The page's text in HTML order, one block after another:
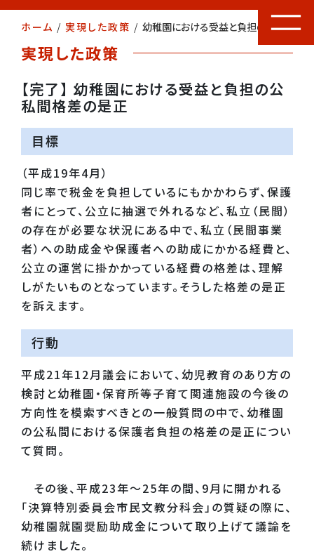
ホーム / 実現した政策 / 幼稚園における受益と負担の公私間格差の是正
実現した政策
【完了】 幼稚園における受益と負担の公
私間格差の是正
目標
（平成19年4月）
同じ率で税金を負担しているにもかかわらず、保護
者にとって、公立に抽選で外れるなど、私立（民間）
の存在が必要な状況にある中で、私立（民間事業
者）への助成金や保護者への助成にかかる経費と、
公立の運営に掛かかっている経費の格差は、理解
しがたいものとなっています。そうした格差の是正
を訴えます。
行動
平成21年12月議会において、幼児教育のあり方の
検討と幼稚園・保育所等子育て関連施設の今後の
方向性を模索すべきとの一般質問の中で、幼稚園
の公私間における保護者負担の格差の是正につい
て質問。
その後、平成23年～25年の間、9月に開かれる
「決算特別委員会市民文教分科会」の質疑の際に、
幼稚園就園奨励助成金について取り上げて議論を
続けました。